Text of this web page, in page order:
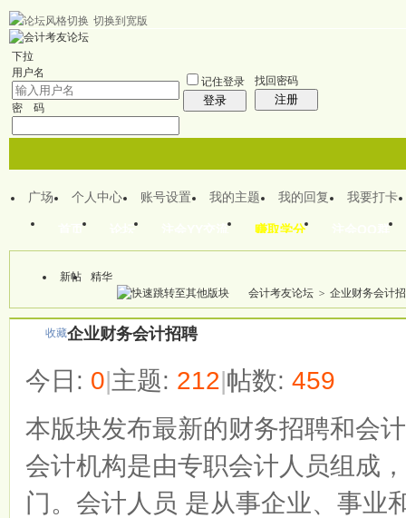
切换到宽版
下拉
用户名
密 码
记住登录
登录
找回密码
注册
首页 论坛 注会YY交流 赚取学分 注会QQ群
广场 个人中心 账号设置 我的主题 我的回复 我要打卡
新帖
精华
会计考友论坛 > 企业财务会计
企业财务会计招聘
收藏
今日: 0|主题: 212|帖数: 459
本版块发布最新的财务招聘和会
会计机构是由专职会计人员组成
门。会计人员 是从事企业、事业